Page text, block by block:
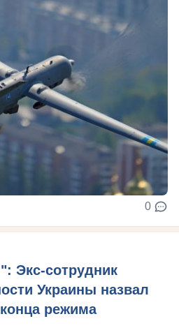
0
Экс-сотрудник
Украины назвал
режима